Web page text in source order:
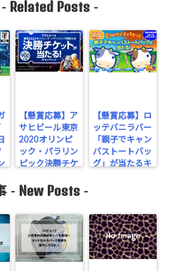
Related Posts-
【懸賞応募】ア
サヒビール東京
2020オリンピ
ック・パラリン
ピック決勝チケ
ャンペーン
【懸賞応募】ロ
ッテバニラバー
「親子でキャン
バストートバッ
グ」が当たるキ
- New Posts -